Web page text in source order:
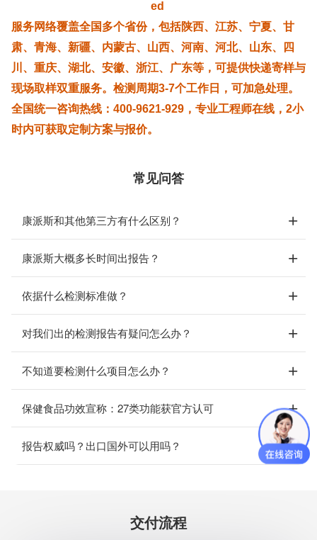
服务网络覆盖全国多个省份，包括陕西、江苏、宁夏、甘
肃、青海、新疆、内蒙古、山西、河南、河北、山东、四
川、重庆、湖北、安徽、浙江、广东等，可提供快递寄样与
现场取样双重服务。检测周期3-7个工作日，可加急处理。
全国统一咨询热线：400-9621-929，专业工程师在线，2小
时内可获取定制方案与报价。
常见问答
康派斯和其他第三方有什么区别？
康派斯大概多长时间出报告？
依据什么检测标准做？
对我们出的检测报告有疑问怎么办？
不知道要检测什么项目怎么办？
保健食品功效宣称：27类功能获官方认可
报告权威吗？出口国外可以用吗？
交付流程